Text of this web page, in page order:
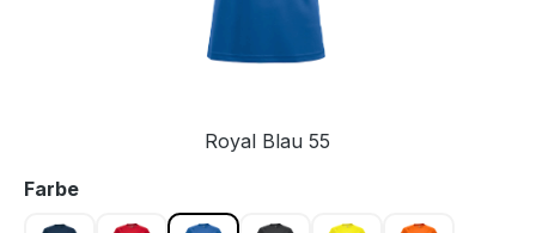
Royal Blau 55
Farbeauswählen